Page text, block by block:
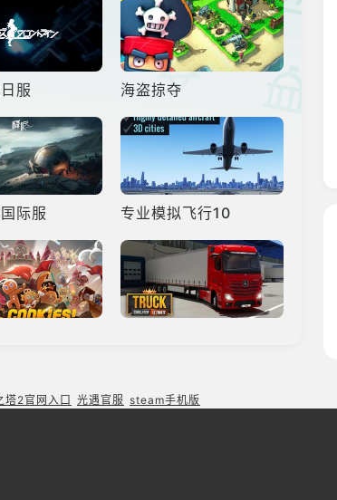
服 海盗掠夺
际服 专业模拟飞行10
塔2官网入口 光遇官服 steam手机版